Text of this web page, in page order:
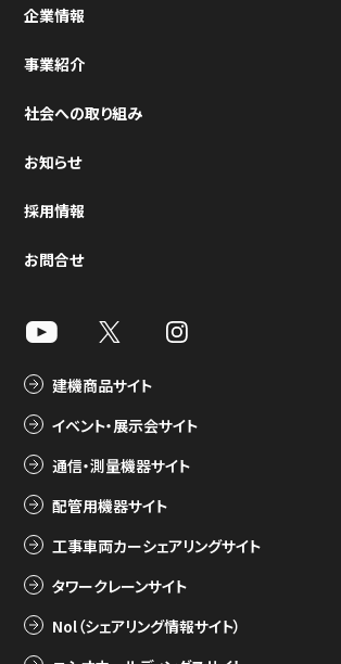
企業情報
事業紹介
社会への取り組み
お知らせ
採用情報
お問合せ
建機商品サイト
イベント・展示会サイト
通信・測量機器サイト
配管用機器サイト
工事車両カーシェアリングサイト
タワークレーンサイト
Nol（シェアリング情報サイト）